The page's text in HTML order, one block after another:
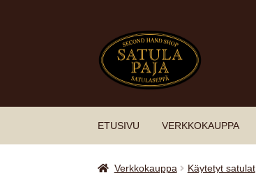
Siirry
navigointiin
Siirry
sisältöön
ETUSIVU VERKKOKAUPPA
Verkkokauppa Käytetyt satulat